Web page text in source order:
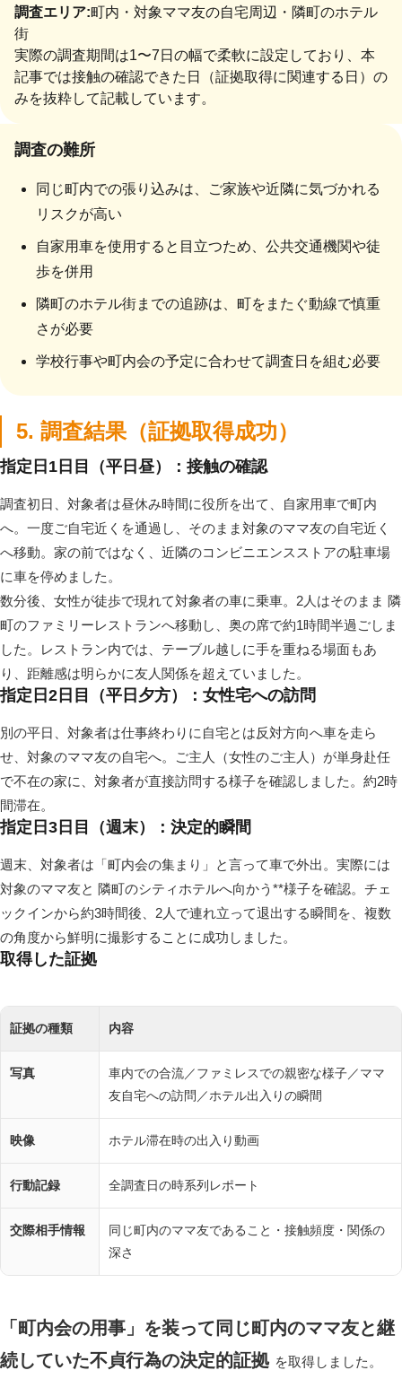
調査エリア:町内・対象ママ友の自宅周辺・隣町のホテル
街
実際の調査期間は1〜7日の幅で柔軟に設定しており、本
記事では接触の確認できた日（証拠取得に関連する日）の
みを抜粋して記載しています。
調査の難所
同じ町内での張り込みは、ご家族や近隣に気づかれる
リスクが高い
自家用車を使用すると目立つため、公共交通機関や徒
歩を併用
隣町のホテル街までの追跡は、町をまたぐ動線で慎重
さが必要
学校行事や町内会の予定に合わせて調査日を組む必要
5. 調査結果（証拠取得成功）
指定日1日目（平日昼）：接触の確認
調査初日、対象者は昼休み時間に役所を出て、自家用車で町内
へ。一度ご自宅近くを通過し、そのまま対象のママ友の自宅近く
へ移動。家の前ではなく、近隣のコンビニエンスストアの駐車場
に車を停めました。
数分後、女性が徒歩で現れて対象者の車に乗車。2人はそのまま 隣
町のファミリーレストランへ移動し、奥の席で約1時間半過ごしま
した。レストラン内では、テーブル越しに手を重ねる場面もあ
り、距離感は明らかに友人関係を超えていました。
指定日2日目（平日夕方）：女性宅への訪問
別の平日、対象者は仕事終わりに自宅とは反対方向へ車を走ら
せ、対象のママ友の自宅へ。ご主人（女性のご主人）が単身赴任
で不在の家に、対象者が直接訪問する様子を確認しました。約2時
間滞在。
指定日3日目（週末）：決定的瞬間
週末、対象者は「町内会の集まり」と言って車で外出。実際には
対象のママ友と 隣町のシティホテルへ向かう**様子を確認。チェ
ックインから約3時間後、2人で連れ立って退出する瞬間を、複数
の角度から鮮明に撮影することに成功しました。
取得した証拠
証拠の種類 内容
写真
車内での合流／ファミレスでの親密な様子／ママ
友自宅への訪問／ホテル出入りの瞬間
映像 ホテル滞在時の出入り動画
行動記録 全調査日の時系列レポート
交際相手情報
同じ町内のママ友であること・接触頻度・関係の
深さ
「町内会の用事」を装って同じ町内のママ友と継
続していた不貞行為の決定的証拠 を取得しました。